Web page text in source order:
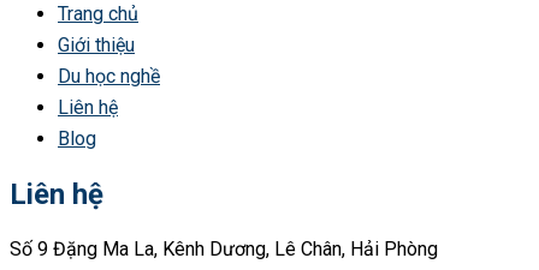
Trang chủ
Giới thiệu
Du học nghề
Liên hệ
Blog
Liên hệ
Số 9 Đặng Ma La, Kênh Dương, Lê Chân, Hải Phòng